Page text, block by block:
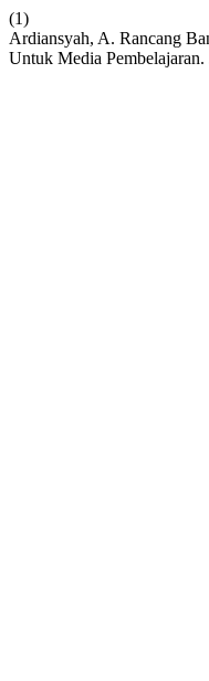
(1)
Ardiansyah, A. Rancang
Untuk Media Pembelajaran.